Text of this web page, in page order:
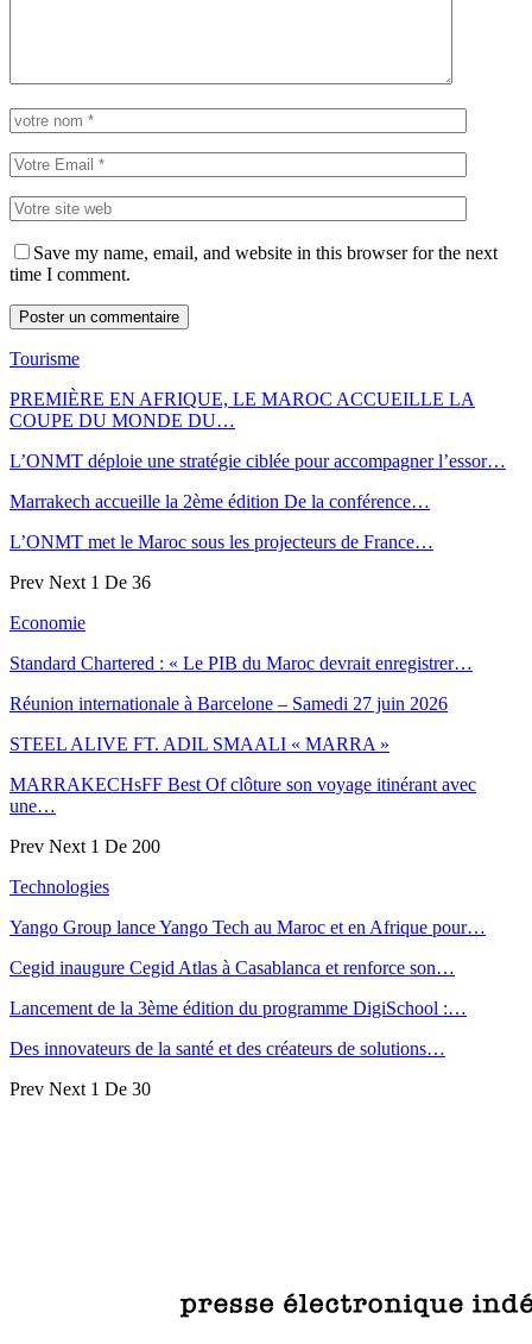
Save my name, email, and website in this browser for the next
time I comment.
Tourisme
PREMIÈRE EN AFRIQUE, LE MAROC ACCUEILLE LA
COUPE DU MONDE DU…
L’ONMT déploie une stratégie ciblée pour accompagner l’essor…
Marrakech accueille la 2ème édition De la conférence…
L’ONMT met le Maroc sous les projecteurs de France…
Prev Next 1 De 36
Economie
Standard Chartered : « Le PIB du Maroc devrait enregistrer…
Réunion internationale à Barcelone – Samedi 27 juin 2026
STEEL ALIVE FT. ADIL SMAALI « MARRA »
MARRAKECHsFF Best Of clôture son voyage itinérant avec
une…
Prev Next 1 De 200
Technologies
Yango Group lance Yango Tech au Maroc et en Afrique pour…
Cegid inaugure Cegid Atlas à Casablanca et renforce son…
Lancement de la 3ème édition du programme DigiSchool :…
Des innovateurs de la santé et des créateurs de solutions…
Prev Next 1 De 30